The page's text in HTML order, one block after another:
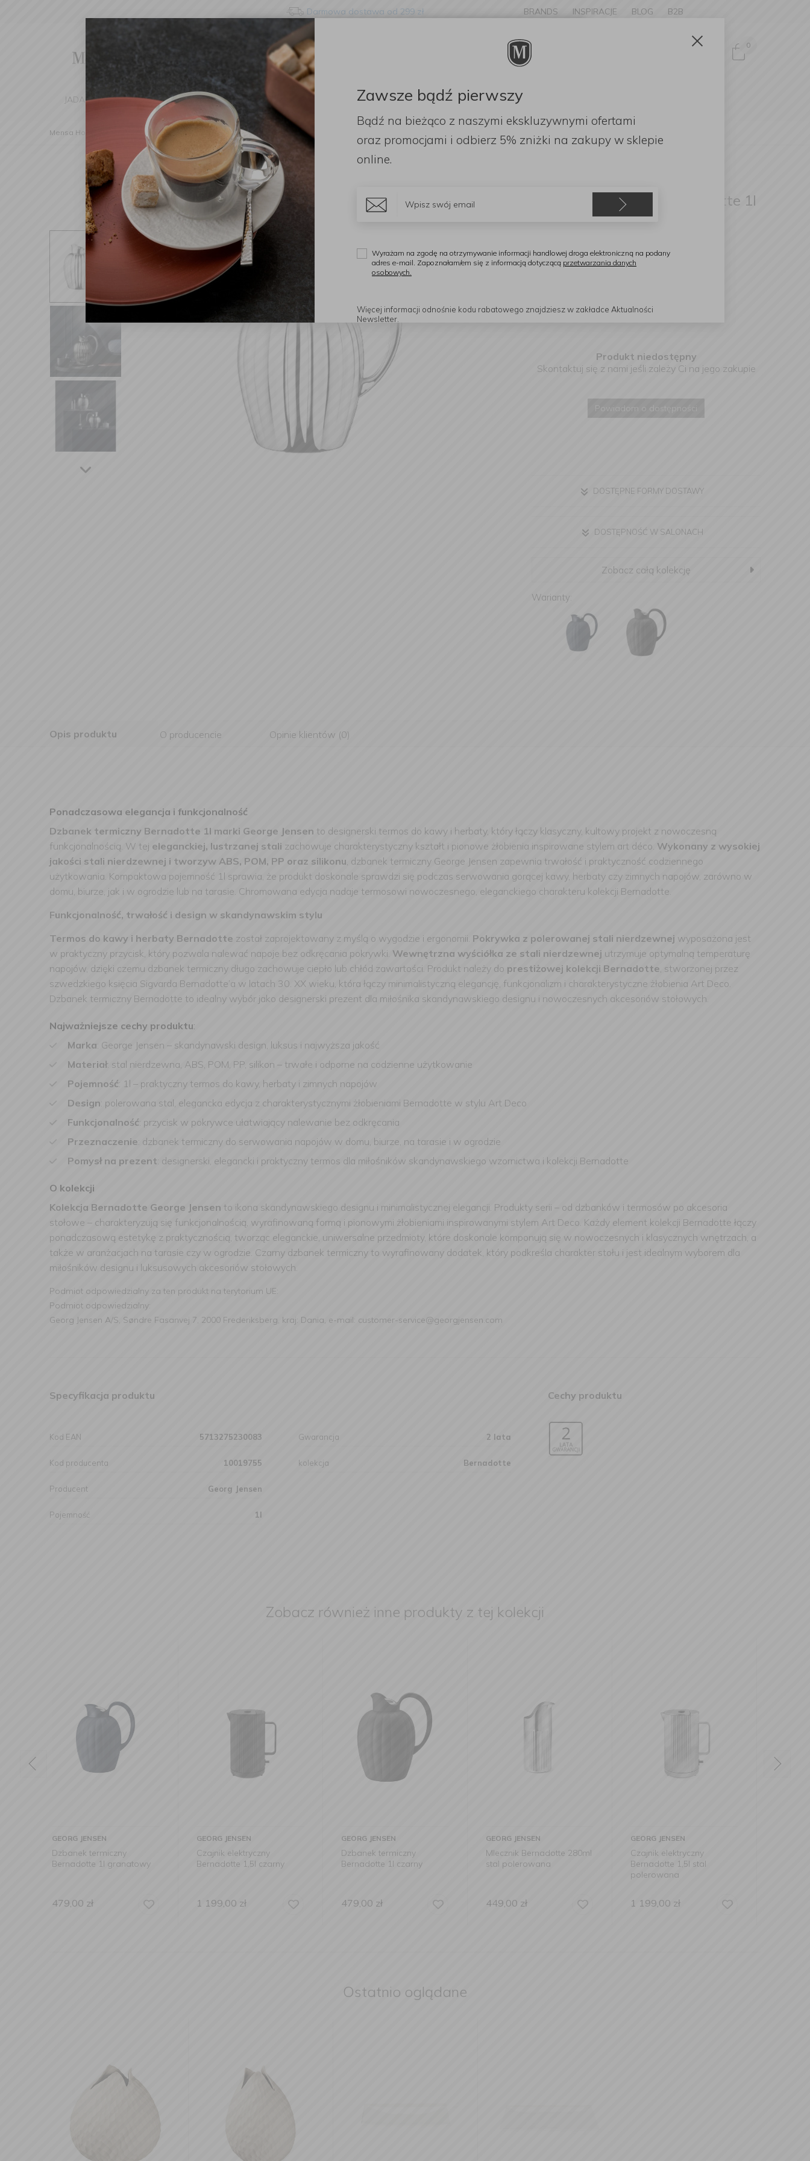
Darmowa dostawa od 299 zł BRANDS INSPIRACJE BLOG B2B
0
JADALNIA KUCHNIA DOM DEKORACJE ZAPACHY DODATKI OGRÓD
Mensa Home To Go Termosy i dzbanki termiczne Dzbanek termiczny Bernadotte 1l stalowy
Dzbanek termiczny Bernadotte 1l
Produkt niedostępny
Skontaktuj się z nami jeśli zależy Ci na jego zakupie
Powiadom o dostępności
DOSTĘPNE FORMY DOSTAWY
DOSTĘPNOŚĆ W SALONACH
Zobacz całą kolekcję
Warianty:
Opis produktu O producencie Opinie klientów (0)
Ponadczasowa elegancja i funkcjonalność
Dzbanek termiczny Bernadotte 1l marki George Jensen to designerski termos do kawy i herbaty, który łączy klasyczny, kultowy projekt z nowoczesną
funkcjonalnością. W tej eleganckiej, lustrzanej stali zachowuje charakterystyczny kształt i pionowe żłobienia inspirowane stylem art déco. Wykonany z wysokiej
jakości stali nierdzewnej i tworzyw ABS, POM, PP oraz silikonu, dzbanek termiczny George Jensen zapewnia trwałość i praktyczność codziennego
użytkowania. Kompaktowa pojemność 1l sprawia, że produkt doskonale sprawdzi się podczas serwowania gorącej kawy, herbaty czy zimnych napojów, zarówno w
domu, biurze, jak i w ogrodzie lub na tarasie. Chromowana edycja nadaje termosowi nowoczesnego, eleganckiego charakteru kolekcji Bernadotte.
Funkcjonalność, trwałość i design w skandynawskim stylu
Termos do kawy i herbaty Bernadotte został zaprojektowany z myślą o wygodzie i ergonomii. Pokrywka z polerowanej stali nierdzewnej wyposażona jest
w praktyczny przycisk, który pozwala nalewać napoje bez odkręcania pokrywki. Wewnętrzna wyściółka ze stali nierdzewnej utrzymuje optymalną temperaturę
napojów, dzięki czemu dzbanek termiczny długo zachowuje ciepło lub chłód zawartości. Produkt należy do prestiżowej kolekcji Bernadotte, stworzonej przez
szwedzkiego księcia Sigvarda Bernadotte’a w latach 30. XX wieku, która łączy minimalistyczną elegancję, funkcjonalizm i charakterystyczne żłobienia Art Deco.
Dzbanek termiczny Bernadotte to idealny wybór jako designerski prezent dla miłośnika skandynawskiego designu i nowoczesnych akcesoriów stołowych.
Najważniejsze cechy produktu:
Marka: George Jensen – skandynawski design, luksus i najwyższa jakość
Materiał: stal nierdzewna, ABS, POM, PP, silikon – trwałe i odporne na codzienne użytkowanie
Pojemność: 1l – praktyczny termos do kawy, herbaty i zimnych napojów
Design: polerowana stal, elegancka edycja z charakterystycznymi żłobieniami Bernadotte w stylu Art Deco
Funkcjonalność: przycisk w pokrywce ułatwiający nalewanie bez odkręcania
Przeznaczenie: dzbanek termiczny do serwowania napojów w domu, biurze, na tarasie i w ogrodzie
Pomysł na prezent: designerski, elegancki i praktyczny termos dla miłośników skandynawskiego wzornictwa i kolekcji Bernadotte
O kolekcji
Kolekcja Bernadotte George Jensen to ikona skandynawskiego designu i minimalistycznej elegancji. Produkty serii – od dzbanków i termosów po akcesoria
stołowe – charakteryzują się funkcjonalnością, wyrafinowaną formą i pionowymi żłobieniami inspirowanymi stylem Art Deco. Każdy element kolekcji Bernadotte łączy
ponadczasową estetykę z praktycznością, tworząc eleganckie, uniwersalne przedmioty, które doskonale komponują się w nowoczesnych i klasycznych wnętrzach, a
także w aranżacjach na tarasie czy w ogrodzie. Czarny dzbanek termiczny to wyrafinowany dodatek, który podkreśla charakter stołu i jest idealnym wyborem dla
miłośników designu i luksusowych akcesoriów stołowych.
Podmiot odpowiedzialny za ten produkt na terytorium UE:
Podmiot odpowiedzialny:
Georg Jensen A/S, Søndre Fasanvej 7, 2000 Frederiksberg, kraj: Dania, e-mail: customer-service@georgjensen.com
Specyfikacja produktu
Kod EAN 5713275230083
Kod producenta 10019755
Producent Georg Jensen
Pojemność 1l
Gwarancja 2 lata
kolekcja Bernadotte
Cechy produktu
Zobacz również inne produkty z tej kolekcji
GEORG JENSEN
Czajnik elektryczny
Bernadotte 1,5l czarny
1 199,00
GEORG JENSEN
Dzbanek termiczny
Bernadotte 1l czarny
479,00zł
GEORG JENSEN
Mlecznik Bernadotte 280ml
stal polerowana
449,00
GEORG JENSEN
Czajnik elektryczny
Bernadotte 1,5l stal
1 199,00
GEORG JENSEN
Toster Bernadotte czarny
999,00zł
Ostatnio oglądane
Change language?
We've detected that your browser language is not Polish. Would you like to
switch to the English version of our website?
Stay here Switch to English
Zawsze bądź pierwszy
Bądź na bieżąco z naszymi ekskluzywnymi ofertami
oraz promocjami i odbierz 5% zniżki na zakupy w sklepie
online.
Wyrażam na zgodę na otrzymywanie informacji handlowej droga elektroniczną na podany
adres e-mail. Zapoznałam/em się z informacją dotyczącą przetwarzania danych
osobowych.
Więcej informacji odnośnie kodu rabatowego znajdziesz w zakładce Aktualności
Newsletter.